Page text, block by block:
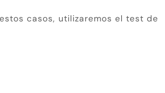
casos, utilizaremos el test de